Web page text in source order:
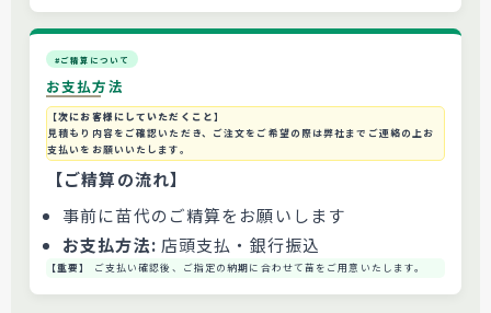
#ご精算について
お支払方法
【次にお客様にしていただくこと】
見積もり内容をご確認いただき、ご注文をご希望の際は弊社までご連絡の上お
支払いをお願いいたします。
【ご精算の流れ】
事前に苗代のご精算をお願いします
お支払方法: 店頭支払・銀行振込
【重要】 ご支払い確認後、ご指定の納期に合わせて苗をご用意いたします。